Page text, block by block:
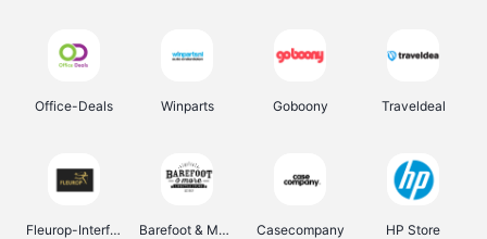
Office-Deals Winparts Goboony Traveldeal
Fleurop-Interflora Barefoot & More Casecompany HP Store